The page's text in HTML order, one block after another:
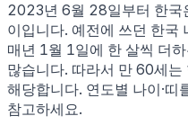
2023년 6월 28일부터 한국
이입니다. 예전에 쓰던 한국
매년 1월 1일에 한 살씩 더
많습니다. 따라서 만 60세는
해당합니다. 연도별 나이·띠
참고하세요.